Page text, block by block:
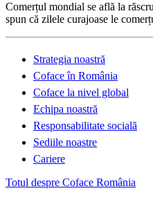
Comerțul mondial se află la
spun că zilele curajoase le
Strategia noastră
Coface în România
Coface la nivel global
Echipa noastră
Responsabilitate socială
Sediile noastre
Cariere
Totul despre Coface România